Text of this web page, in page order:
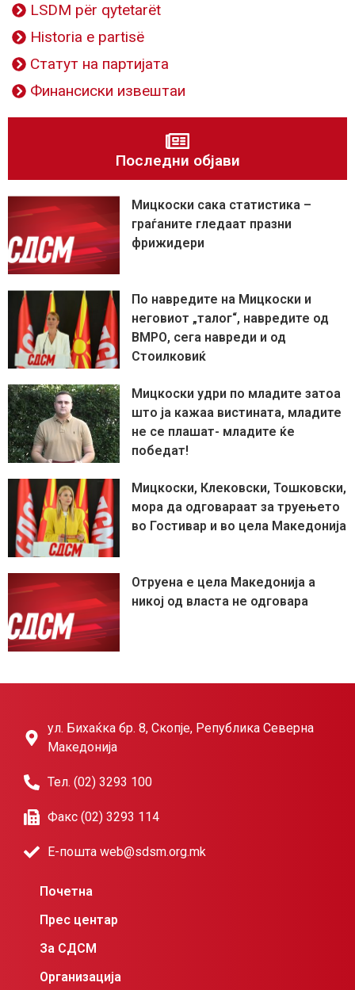
LSDM për qytetarët
Historia e partisë
Статут на партијата
Финансиски извештаи
Последни објави
Мицкоски сака статистика –
граѓаните гледаат празни
фрижидери
По навредите на Мицкоски и
неговиот „талог“, навредите од
ВМРО, сега навреди и од
Стоилковиќ
Мицкоски удри по младите затоа
што ја кажаа вистината, младите
не се плашат- младите ќе
победат!
Мицкоски, Клековски, Тошковски,
мора да одговараат за труењето
во Гостивар и во цела Македонија
Отруена е цела Македонија а
никој од власта не одговара
ул. Бихаќка бр. 8, Скопје, Република Северна
Македонија
Тел. (02) 3293 100
Факс (02) 3293 114
Е-пошта web@sdsm.org.mk
Почетна
Прес центар
За СДСМ
Организација